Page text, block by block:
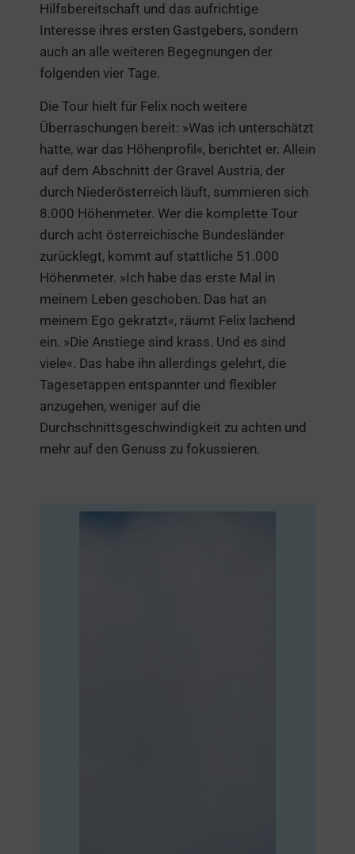
Hilfsbereitschaft und das aufrichtige
Interesse ihres ersten Gastgebers, sondern
auch an alle weiteren Begegnungen der
folgenden vier Tage.
Die Tour hielt für Felix noch weitere
Überraschungen bereit: »Was ich unterschätzt
hatte, war das Höhenprofil«, berichtet er. Allein
auf dem Abschnitt der Gravel Austria, der
durch Niederösterreich läuft, summieren sich
8.000 Höhenmeter. Wer die komplette Tour
durch acht österreichische Bundesländer
zurücklegt, kommt auf stattliche 51.000
Höhenmeter. »Ich habe das erste Mal in
meinem Leben geschoben. Das hat an
meinem Ego gekratzt«, räumt Felix lachend
ein. »Die Anstiege sind krass. Und es sind
viele«. Das habe ihn allerdings gelehrt, die
Tagesetappen entspannter und flexibler
anzugehen, weniger auf die
Durchschnittsgeschwindigkeit zu achten und
mehr auf den Genuss zu fokussieren.